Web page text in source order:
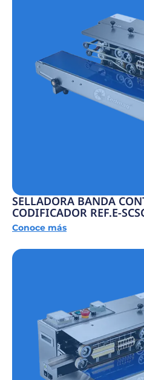
SELLADORA BANDA
CODIFICADOR REF.E-
Conoce más